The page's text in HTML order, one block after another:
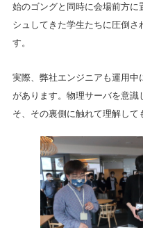
始のゴングと同時に会場前方に
シュしてきた学生たちに圧倒さ
す。
実際、弊社エンジニアも運用中
があります。物理サーバを意識
そ、その裏側に触れて理解して